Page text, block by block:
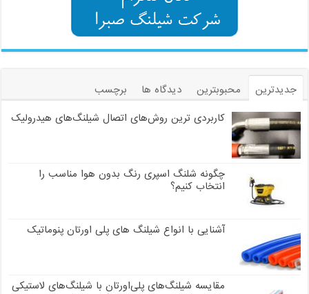
جدیدترین محبوبترین دیدگاه ها
برچسب
کاربردی ترین روش‌های اتصال شیلنگ‌های هیدرولیک
چگونه شلنگ اسپری رنگ بدون هوا مناسب را
انتخاب کنیم؟
آشنایی با انواع شیلنگ های پلی اورتان پنوماتیک
مقایسه شیلنگ‌های پلی‌اورتان با شیلنگ‌های لاستیکی